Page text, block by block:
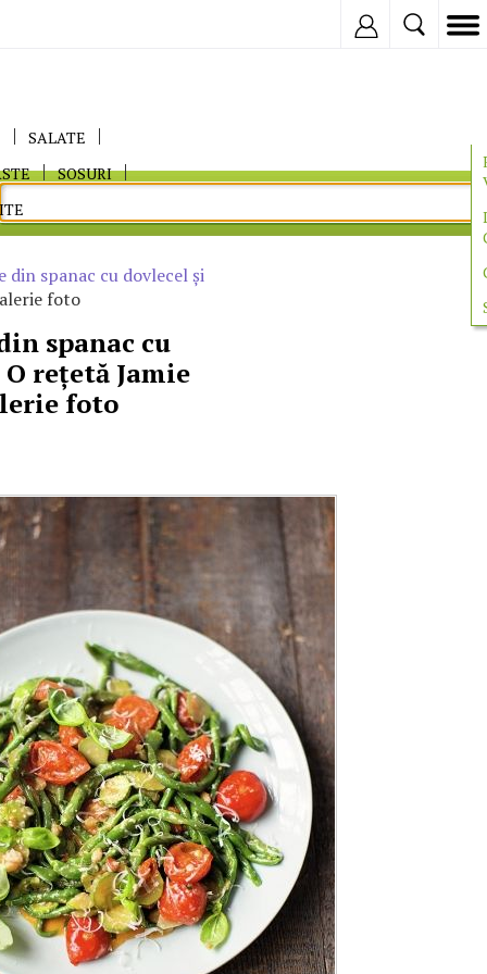
SALATE
SOSURI
din spanac cu dovlecel şi
foto
spanac cu
reţetă Jamie
foto